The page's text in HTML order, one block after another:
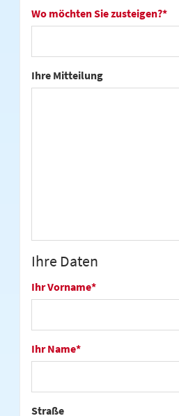
Wo möchten Sie zusteigen?*
Ihre Mitteilung
Ihre Daten
Ihr Vorname*
Ihr Name*
Straße